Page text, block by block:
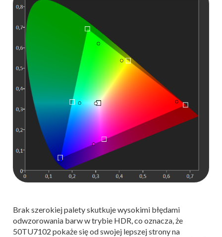
Brak szerokiej palety skutkuje wysokimi błędami
odwzorowania barw w trybie HDR, co oznacza, że
50TU7102 pokaże się od swojej lepszej strony na